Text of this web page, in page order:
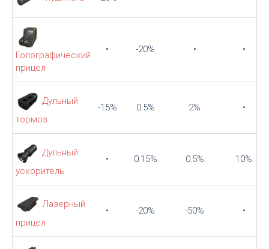
Голографический
прицел
• -20% • •
Дульный
тормоз
-15% 0.5% 2% •
Дульный
ускоритель
• 0.15% 0.5% 10%
Лазерный
прицел
• -20% -50% •